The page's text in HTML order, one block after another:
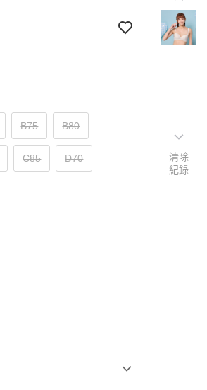
B75 B80
C85 D70
清除
紀錄